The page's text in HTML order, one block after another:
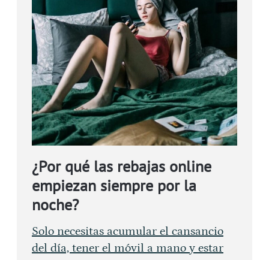
¿Por qué las rebajas online
empiezan siempre por la
noche?
Solo necesitas acumular el cansancio
del día, tener el móvil a mano y estar